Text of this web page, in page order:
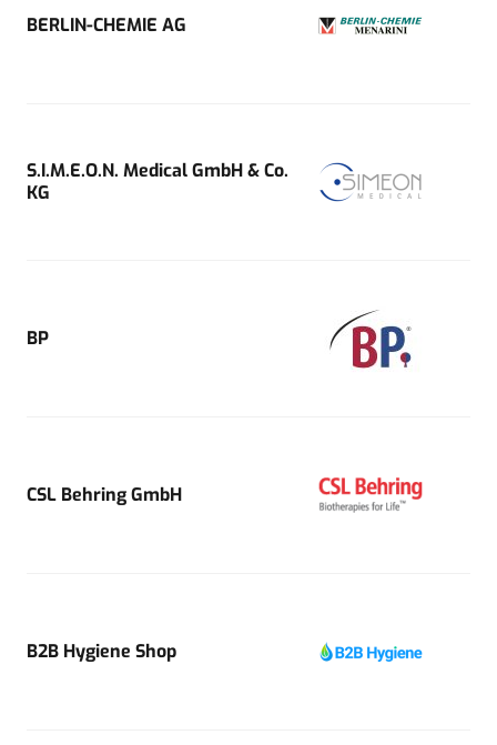
BERLIN-CHEMIE AG
S.I.M.E.O.N. Medical GmbH & Co.
KG
BP
CSL Behring GmbH
B2B Hygiene Shop